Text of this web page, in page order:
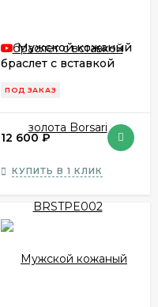
Мужской кожаный
браслет с вставкой
BRSTPE002
ПОД ЗАКАЗ
12 600₽
КУПИТЬ В 1 КЛИК